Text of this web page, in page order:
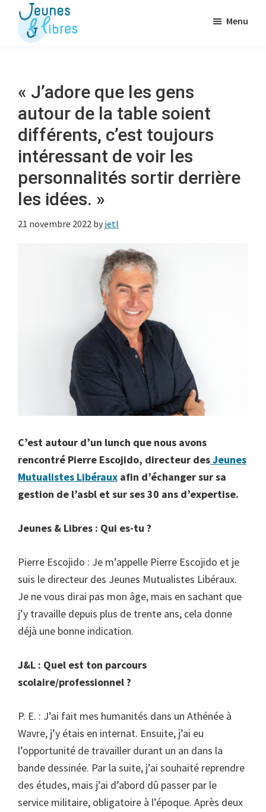
Passer
contenu
libérales
Menu
« J’adore que les gens
autour de la table soient
différents, c’est toujours
intéressant de voir les
personnalités sortir derrière
les idées. »
21 novembre 2022 by jetl
C’est autour d’un lunch que nous avons
rencontré Pierre Escojido, directeur desJeunes
Mutualistes Libéraux afin d’échanger sur sa
gestion de l’asbl et sur ses 30 ans d’expertise.
Jeunes & Libres : Qui es-tu ?
Pierre Escojido : Je m’appelle Pierre Escojido et je
suis le directeur des Jeunes Mutualistes Libéraux.
Je ne vous dirai pas mon âge, mais en sachant que
j’y travaille depuis plus de trente ans, cela donne
déjà une bonne indication.
J&L : Quel est ton parcours
scolaire/professionnel ?
P. E. : J’ai fait mes humanités dans un Athénée à
Wavre, j’y étais en internat. Ensuite, j’ai eu
l’opportunité de travailler durant un an dans la
bande dessinée. Par la suite, j’ai souhaité reprendre
des études, mais j’ai d’abord dû passer par le
service militaire, obligatoire à l’époque. Après deux